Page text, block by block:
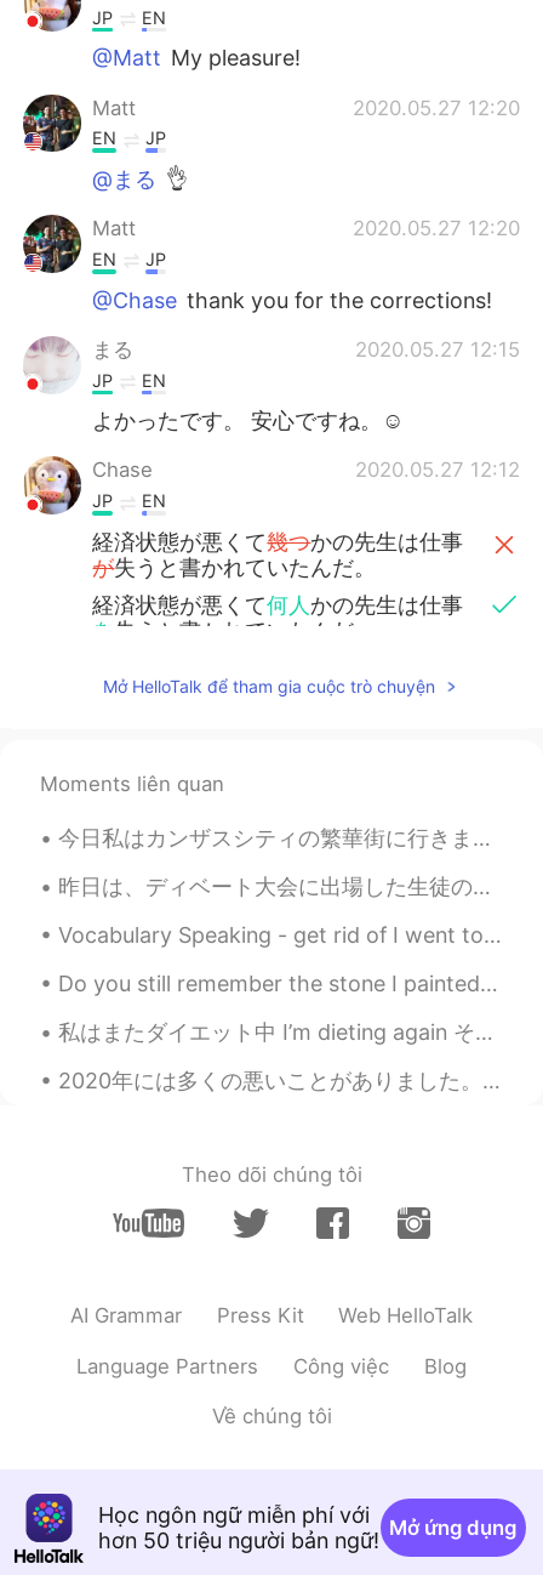
JP EN
@Matt My pleasure!
Matt 2020.05.27 12:20
EN JP
@まる 👌
Matt 2020.05.27 12:20
EN JP
@Chase thank you for the corrections!
まる 2020.05.27 12:15
JP EN
よかったです。 安心ですね。☺
Chase 2020.05.27 12:12
JP EN
経済状態が悪くて幾つかの先生は仕事
が失うと書かれていたんだ。
経済状態が悪くて何人 かの先生は仕事
を 失うと書かれていたんだ。
Matt 2020.05.27 12:07
thank you!
Matt 2020.05.27 12:06
your corrections!
taka 2020.05.27 12:01
経済状態が悪くて 幾つかの先生は仕事
失うと書かれていたんだ。
経済状態が悪くて
つかの先生は仕
ビザをキープするために、仕事が必要
ビザをキープするために、仕事が必要
だから、ちょっと心配して
カトウ ハルミ 2020.05.27 11:52
Mở HelloTalk để tham gia cuộc trò chuyện
Moments liên quan
今日私はカンザスシティの繁華街に行きました。 たくさん噴水がありますので、カンザスシティはよく「噴水の街」と呼ばれます。 バイデンさんは選挙に勝ちましたので、たくさん人は喜んで叫んでいて車の...
昨日は、ディベート大会に出場した生徒の応援に行ってきました。 Yesterday, I went to support my students who participated in the d...
Vocabulary Speaking - get rid of I went to the gym🏋️‍♂️ this morning to help me get rid🙆‍♂️ of t...
Do you still remember the stone I painted at the beginning of Corona? No? then let me explain i...
私はまたダイエット中 I’m dieting again そして筋トレもしてるので、食べ物を厳しくて選べなきゃ And I’m also weight training, so I have ...
2020年には多くの悪いことがありました。 でも、2020年に私に起こった最高のことは、間違いなく彼ら全員を打ち負かします。 この素晴らしい人を見つけ、それから私たちは初めて直接会いました。 そ...
Theo dõi chúng tôi
AI Grammar Press Kit Web HelloTalk
Language Partners Công việc Blog
Về chúng tôi
Học ngôn ngữ miễn phí với
hơn 50 triệu người bản ngữ! Mở ứng dụng